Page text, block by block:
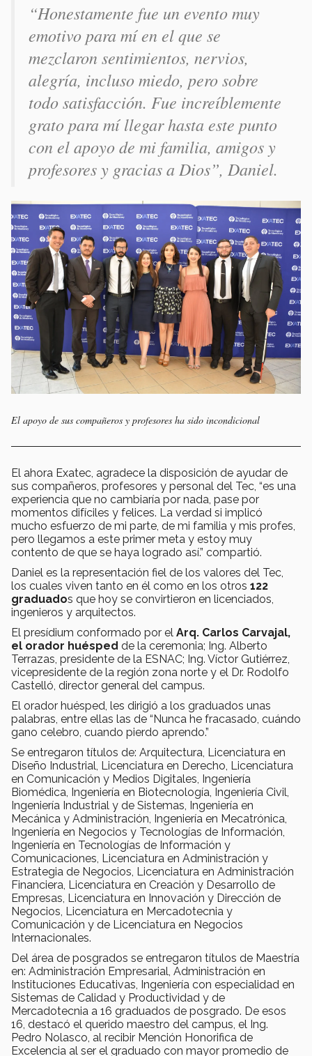
“Honestamente fue un evento muy
emotivo para mí en el que se
mezclaron sentimientos, nervios,
alegría, incluso miedo, pero sobre
todo satisfacción. Fue increíblemente
grato para mí llegar hasta este punto
con el apoyo de mi familia, amigos y
profesores y gracias a Dios”, Daniel.
El apoyo de sus compañeros y profesores ha sido incondicional
El ahora Exatec, agradece la disposición de ayudar de
sus compañeros, profesores y personal del Tec, “es una
experiencia que no cambiaría por nada, pase por
momentos difíciles y felices. La verdad si implicó
mucho esfuerzo de mi parte, de mi familia y mis profes,
pero llegamos a este primer meta y estoy muy
contento de que se haya logrado así.” compartió.
Daniel es la representación fiel de los valores del Tec,
los cuales viven tanto en él como en los otros 122
graduados que hoy se convirtieron en licenciados,
ingenieros y arquitectos.
El presídium conformado por el Arq. Carlos Carvajal,
el orador huésped de la ceremonia; Ing. Alberto
Terrazas, presidente de la ESNAC; Ing. Víctor Gutiérrez,
vicepresidente de la región zona norte y el Dr. Rodolfo
Castelló, director general del campus.
El orador huésped, les dirigió a los graduados unas
palabras, entre ellas las de “Nunca he fracasado, cuándo
gano celebro, cuando pierdo aprendo.”
Se entregaron títulos de: Arquitectura, Licenciatura en
Diseño Industrial, Licenciatura en Derecho, Licenciatura
en Comunicación y Medios Digitales, Ingeniería
Biomédica, Ingeniería en Biotecnología, Ingeniería Civil,
Ingeniería Industrial y de Sistemas, Ingeniería en
Mecánica y Administración, Ingeniería en Mecatrónica,
Ingeniería en Negocios y Tecnologías de Información,
Ingeniería en Tecnologías de Información y
Comunicaciones, Licenciatura en Administración y
Estrategia de Negocios, Licenciatura en Administración
Financiera, Licenciatura en Creación y Desarrollo de
Empresas, Licenciatura en Innovación y Dirección de
Negocios, Licenciatura en Mercadotecnia y
Comunicación y de Licenciatura en Negocios
Internacionales.
Del área de posgrados se entregaron títulos de Maestría
en: Administración Empresarial, Administración en
Instituciones Educativas, Ingeniería con especialidad en
Sistemas de Calidad y Productividad y de
Mercadotecnia a 16 graduados de posgrado. De esos
16, destacó el querido maestro del campus, el Ing.
Pedro Nolasco, al recibir Mención Honorifica de
Excelencia al ser el graduado con mayor promedio de